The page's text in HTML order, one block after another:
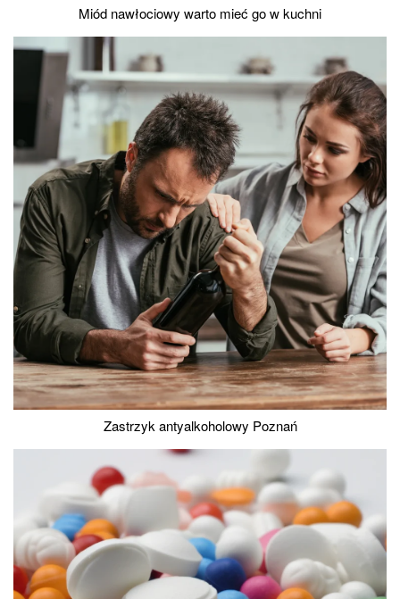
Miód nawłociowy warto mieć go w kuchni
Zastrzyk antyalkoholowy Poznań